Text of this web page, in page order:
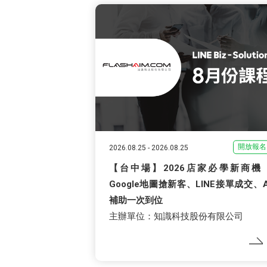
2026.08.25 - 2026.08.25 開放報名
【台中場】2026店家必學新商機
Google地圖搶新客、LINE接單成交、
補助一次到位
主辦單位：知識科技股份有限公司